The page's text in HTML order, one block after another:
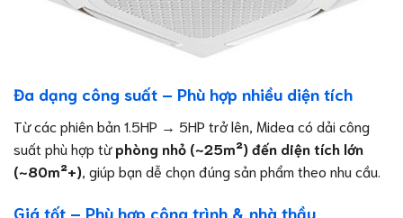
Đa dạng công suất – Phù hợp nhiều diện tích
Từ các phiên bản 1.5HP → 5HP trở lên, Midea có dải công
suất phù hợp từphòng nhỏ (~25m²) đến diện tích lớn
(~80m²+), giúp bạn dễ chọn đúng sản phẩm theo nhu cầu.
Giá tốt – Phù hợp công trình & nhà thầu